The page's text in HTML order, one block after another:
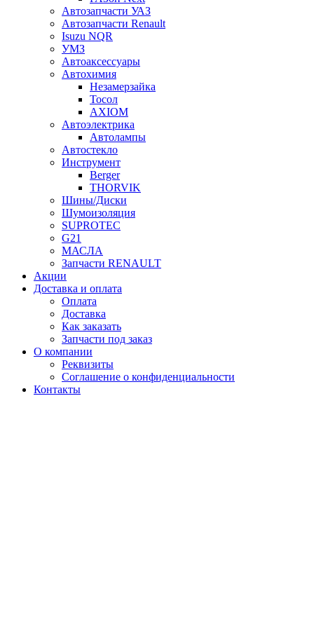
Автозапчасти УАЗ
Автозапчасти Renault
Isuzu NQR
УМЗ
Автоаксессуары
Автохимия
Незамерзайка
Тосол
AXIOM
Автоэлектрика
Автолампы
Автостекло
Инструмент
Berger
THORVIK
Шины/Диски
Шумоизоляция
SUPROTEC
G21
МАСЛА
Запчасти RENAULT
Акции
Доставка и оплата
Оплата
Доставка
Как заказать
Запчасти под заказ
О компании
Реквизиты
Соглашение о конфиденциальности
Контакты